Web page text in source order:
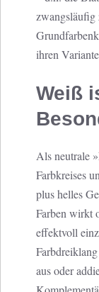
zwangsläufig
ihren
Weiß
Als neutrale
Farbkreises
plus helles
Farben wirkt
effektvoll
aus oder